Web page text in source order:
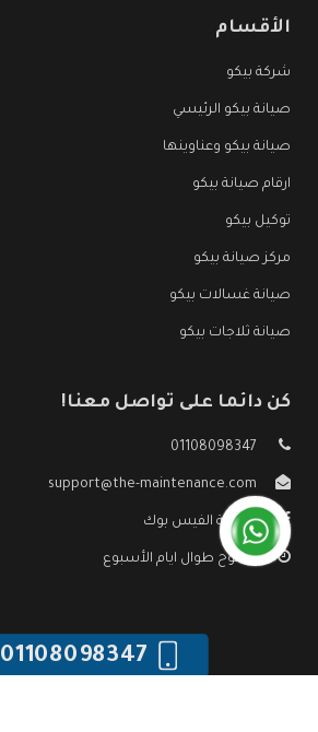
الأقسام
شركة بيكو
صيانة بيكو الرئيسي
صيانة بيكو وعناوينها
ارقام صيانة بيكو
توكيل بيكو
مركز صيانة بيكو
صيانة غسالات بيكو
صيانة ثلاجات بيكو
كن دائما على تواصل معنا!
01108098347
support@the-maintenance.com
صفحة الفيس بوك
مفتوح طوال ايام الأسبوع
01108098347